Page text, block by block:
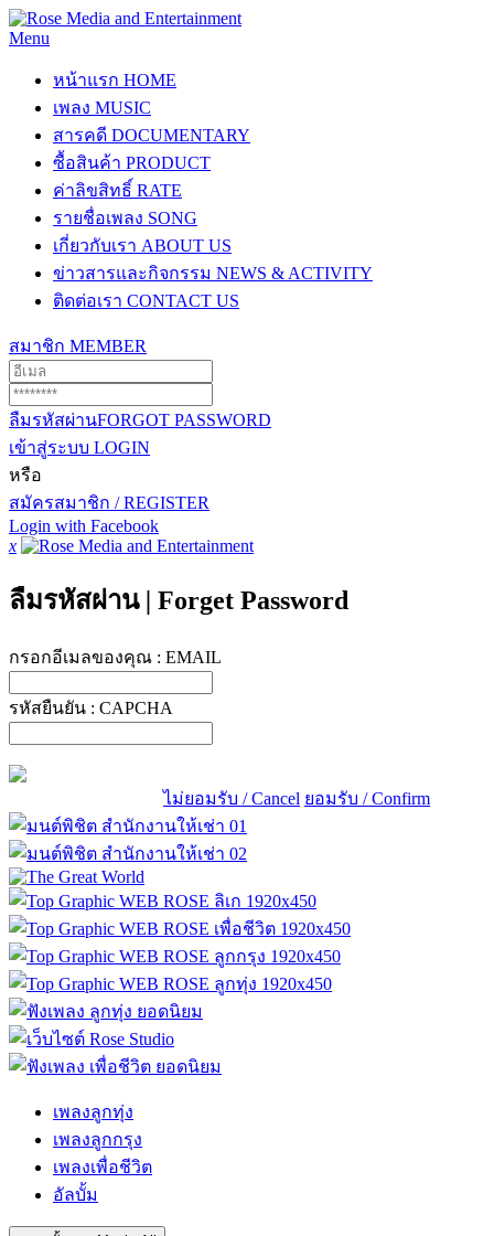
Menu
หน้าแรก HOME
เพลง MUSIC
สารคดี DOCUMENTARY
ซื้อสินค้า PRODUCT
ค่าลิขสิทธิ์ RATE
รายชื่อเพลง SONG
เกี่ยวกับเรา ABOUT US
ข่าวสารและกิจกรรม NEWS & ACTIVITY
ติดต่อเรา CONTACT US
สมาชิก MEMBER
ลืมรหัสผ่านFORGOT PASSWORD
เข้าสู่ระบบ LOGIN
หรือ
สมัครสมาชิก / REGISTER
Login with Facebook
x
ลืมรหัสผ่าน | Forget Password
กรอกอีเมลของคุณ : EMAIL
รหัสยืนยัน : CAPCHA
ไม่ยอมรับ / Cancel ยอมรับ / Confirm
เพลงลูกทุ่ง
เพลงลูกกรุง
เพลงเพื่อชีวิต
อัลบั้ม